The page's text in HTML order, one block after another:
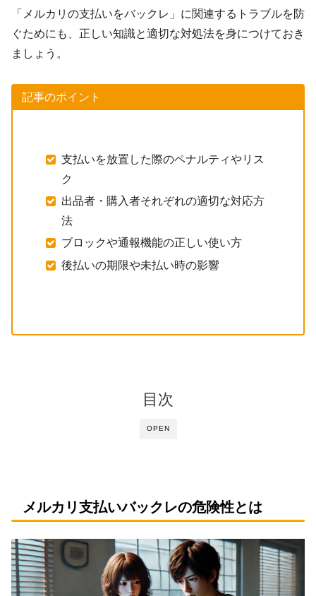
「メルカリの支払いをバックレ」に関連するトラブルを防
ぐためにも、正しい知識と適切な対処法を身につけておき
ましょう。
記事のポイント
支払いを放置した際のペナルティやリス
ク
出品者・購入者それぞれの適切な対応方
法
ブロックや通報機能の正しい使い方
後払いの期限や未払い時の影響
OPEN
目次
メルカリ支払いバックレの危険性とは